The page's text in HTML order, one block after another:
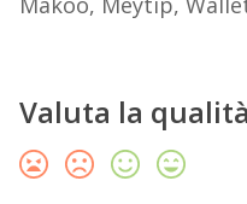
Valuta la